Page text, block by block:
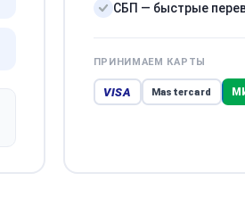
СБП — быстрые
ПРИНИМАЕМ КАРТЫ
VISA Mastercard